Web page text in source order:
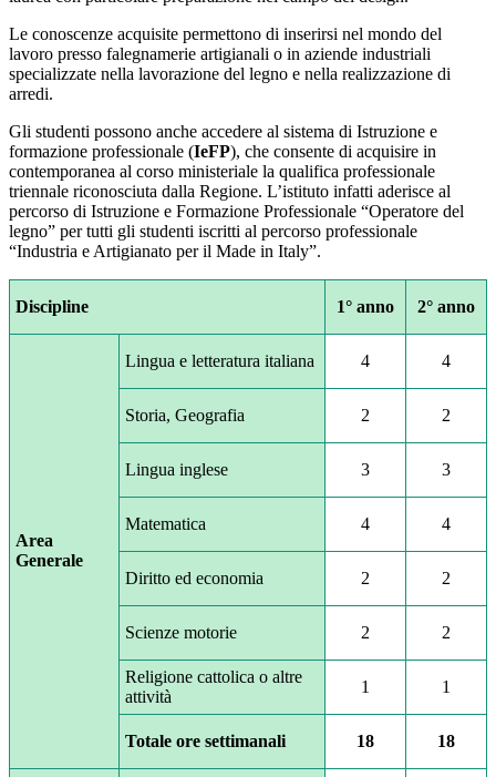
Le conoscenze acquisite permettono di inserirsi nel mondo del
lavoro presso falegnamerie artigianali o in aziende industriali
specializzate nella lavorazione del legno e nella realizzazione di
arredi.
Gli studenti possono anche accedere al sistema di Istruzione e
formazione professionale (IeFP), che consente di acquisire in
contemporanea al corso ministeriale la qualifica professionale
triennale riconosciuta dalla Regione. L’istituto infatti aderisce al
percorso di Istruzione e Formazione Professionale “Operatore del
legno” per tutti gli studenti iscritti al percorso professionale
“Industria e Artigianato per il Made in Italy”.
Discipline 1° anno 2° anno
Area
Generale
Lingua e letteratura italiana 4 4
Storia, Geografia 2 2
Lingua inglese 3 3
Matematica 4 4
Diritto ed economia 2 2
Scienze motorie 2 2
Religione cattolica o altre
attività
1 1
Totale ore settimanali 18 18